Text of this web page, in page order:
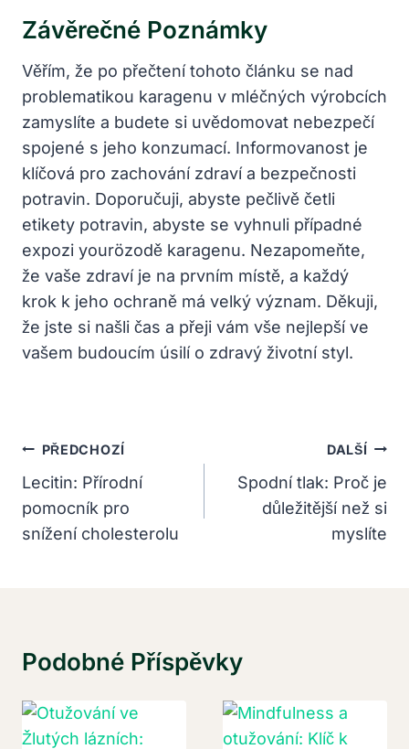
Závěrečné Poznámky
Věřím, že po přečtení tohoto článku se nad
problematikou karagenu v mléčných výrobcích
zamyslíte a budete si uvědomovat nebezpečí
spojené s jeho konzumací. Informovanost je
klíčová pro zachování zdraví a bezpečnosti
potravin. Doporučuji, abyste pečlivě četli
etikety potravin, abyste se vyhnuli případné
expozi yourözodě karagenu. Nezapomeňte,
že vaše zdraví je na prvním místě, a každý
krok k jeho ochraně má velký význam. Děkuji,
že jste si našli čas a přeji vám vše nejlepší ve
vašem budoucím úsilí o zdravý životní styl.
Navigace
Pro
Příspěvek
PŘEDCHOZÍ
Lecitin: Přírodní
pomocník pro
snížení cholesterolu
DALŠÍ
Spodní tlak: Proč je
důležitější než si
myslíte
Podobné Příspěvky